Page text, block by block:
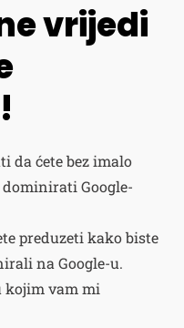
vrijedi
da ćete bez imalo
Google-
preduzeti kako biste
na Google-u.
kojim vam mi